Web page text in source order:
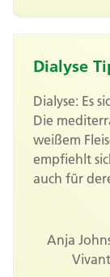
Dialyse
Dialyse: Es
Die
weißem
empfiehlt
auch für
Anja